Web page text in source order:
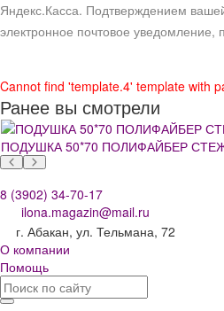
Яндекс.Касса. Подтверждением
электронное почтовое
Cannot find 'template.4' template with
Ранее вы смотрели
ПОДУШКА 50*70 ПОЛИФАЙБЕР
8 (3902) 34-70-17
ilona.magazin@mail.ru
г. Абакан, ул. Тельмана, 72
О компании
Помощь